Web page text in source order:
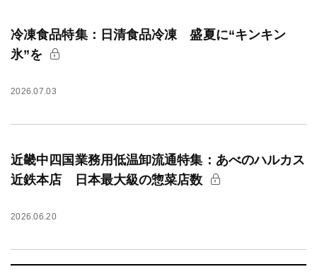
冷凍食品特集：日清食品冷凍 盛夏に“キンキン
氷”を
2026.07.03
近畿中四国業務用低温卸流通特集：あべのハルカス
近鉄本店 日本最大級の惣菜店数
2026.06.20